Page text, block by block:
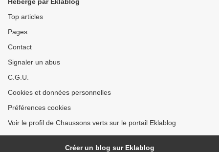
Top articles
Pages
Contact
Signaler un abus
C.G.U.
Cookies et données personnelles
Préférences cookies
Voir le profil de Chaussons verts sur le portail Eklablog
Créer un blog sur Eklablog